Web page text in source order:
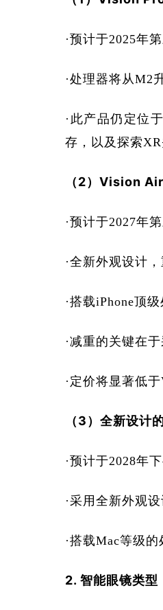
·预计于2025年
·处理器将从M2
·此产品仍定位
存，以及探索
（2）Vision Air
·预计于2027年
·全新外观设计
·搭载iPhone顶
·减重的关键在
·定价将显著低
（3）全新设计
·预计于2028年
·采用全新外观
·搭载Mac等级的
2. 智能眼镜类型